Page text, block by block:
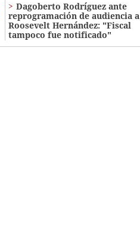
Dagoberto Rodríguez ante
reprogramación de audiencia a
Roosevelt Hernández: "Fiscal
tampoco fue notificado"